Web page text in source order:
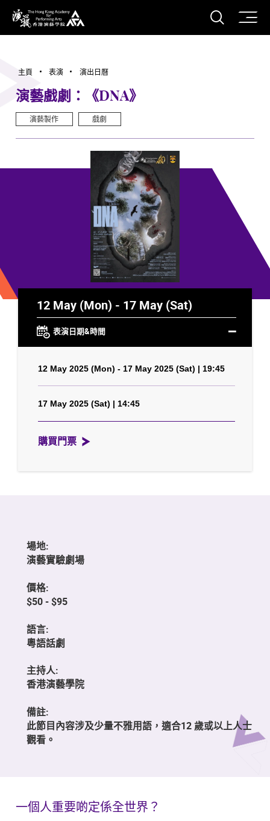
香港演藝學院
打開
主頁 表演 演出日曆
演藝戲劇：《DNA》
演藝製作 戲劇
12 May (Mon) - 17 May (Sat)
表演日期&時間
12 May 2025 (Mon) - 17 May 2025 (Sat) | 19:45
17 May 2025 (Sat) | 14:45
購買門票
場地:
演藝實驗劇場
價格:
$50 - $95
語言:
粵語話劇
主持人:
香港演藝學院
備註:
此節目內容涉及少量不雅用語，適合12 歲或以上人士
觀看。
一個人重要啲定係全世界？